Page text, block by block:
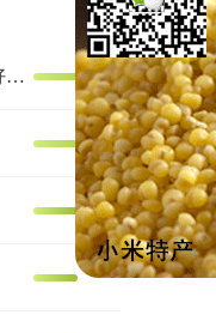
如何挑选好的黄小米？小米怎么选才是好米？